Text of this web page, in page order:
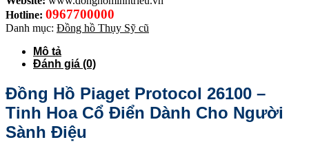
Hotline: 0967700000
Danh mục: Đồng hồ Thụy Sỹ cũ
Mô tả
Đánh giá (0)
Đồng Hồ Piaget Protocol 26100 –
Tinh Hoa Cổ Điển Dành Cho Người
Sành Điệu